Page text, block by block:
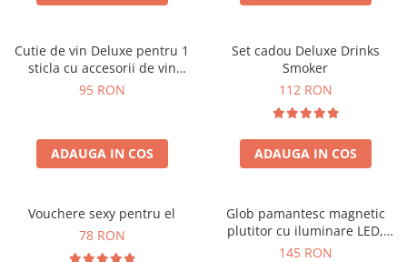
Cutie de vin Deluxe pentru 1
sticla cu accesorii de vin
incluse interior oranj
95 RON
ADAUGA IN COS
Set cadou Deluxe Drinks
Smoker
112 RON
ADAUGA IN COS
Vouchere sexy pentru el
78 RON
Glob pamantesc magnetic
plutitor cu iluminare LED,
Forma C
145 RON